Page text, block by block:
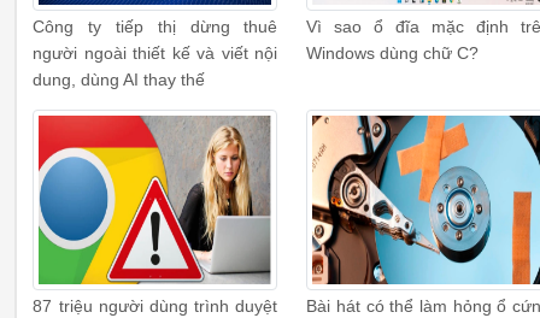
Công ty tiếp thị dừng thuê
người ngoài thiết kế và viết nội
dung, dùng AI thay thế
Vì sao ổ đĩa mặc định
Windows dùng chữ C?
87 triệu người dùng trình duyệt
Bài hát có thể làm hỏng ổ